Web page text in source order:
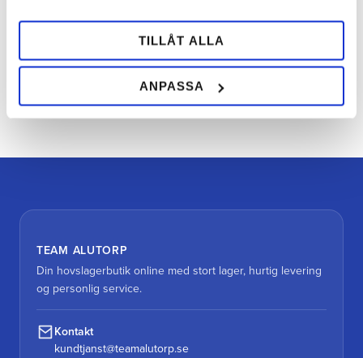
TILLÅT ALLA
ANPASSA
Bliv den første, der giver en bedømmelse.
TEAM ALUTORP
Din hovslagerbutik online med stort lager, hurtig levering
og personlig service.
Kontakt
kundtjanst@teamalutorp.se